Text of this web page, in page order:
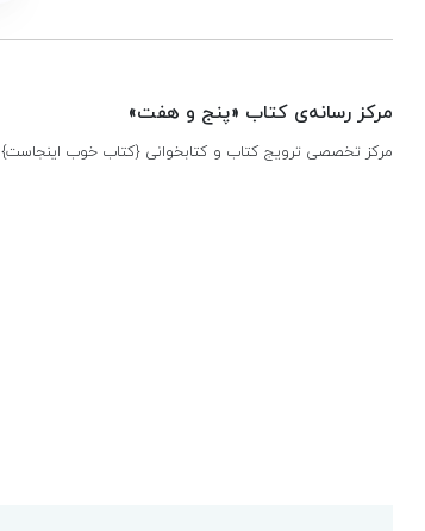
مرکز رسانه‌ی کتاب «پنج و هفت»
مرکز تخصصی ترویج کتاب و کتابخوانی {کتاب خوب اینجاست}